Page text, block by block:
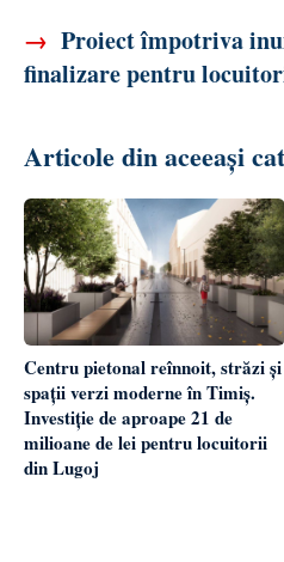
→ Proiect împotriva
finalizare pentru
Articole din aceeași
Centru pietonal reînnoit, străzi și
spații verzi moderne în Timiș.
Investiție de aproape 21 de
milioane de lei pentru locuitorii
din Lugoj